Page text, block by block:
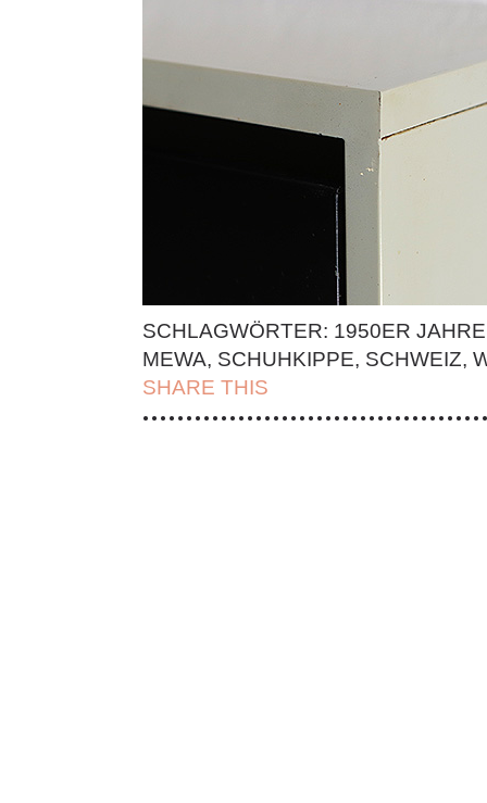
SCHLAGWÖRTER: 1950ER JAHRE
MEWA, SCHUHKIPPE, SCHWEIZ,
SHARE THIS